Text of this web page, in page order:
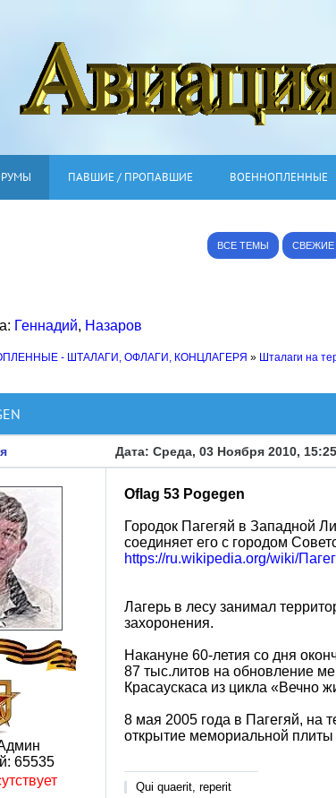
ПАВШИЕ / ПРОПАВШИЕ ВОЕННОПЛЕННЫЕ
ВСЕ ТЕМЫ СВЕЖИЕ
Геннадий, Назаров
- ШТАЛАГИ, ОФЛАГИ, КОНЦЛАГЕРЯ » Шталаги на
Дата: Среда, 03 Ноября 2010,
65535
Oflag 53 Pogegen
Городок Пагегяй в Западной
соединяет его с городом
https://ru.wikipedia.org/wiki/
Лагерь в лесу занимал
захоронения.
Накануне 60-летия со дня
87 тыс.литов на обновление
Красаускаса из цикла «Вечно
8 мая 2005 года в Пагегяй, на
открытие мемориальной
Qui quaerit, reperit